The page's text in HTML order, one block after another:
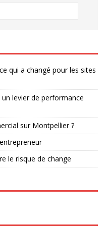
qui a changé pour les sites
levier de performance
sur Montpellier ?
le risque de change